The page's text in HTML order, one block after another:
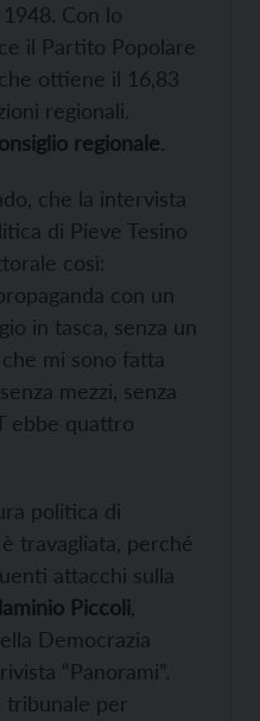
Con lo
il Partito Popolare
ottiene il 16,83
regionali.
regionale.
che la intervista
di Pieve Tesino
così:
con un
in tasca, senza un
mi sono fatta
mezzi, senza
ebbe quattro
politica di
travagliata, perché
attacchi sulla
Piccoli
Democrazia
“Panorami”.
tribunale per